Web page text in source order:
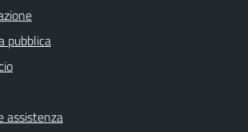
pubblica
assistenza